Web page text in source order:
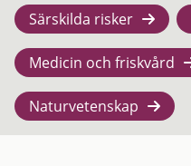
Särskilda risker
Medicin och friskvård
Naturvetenskap